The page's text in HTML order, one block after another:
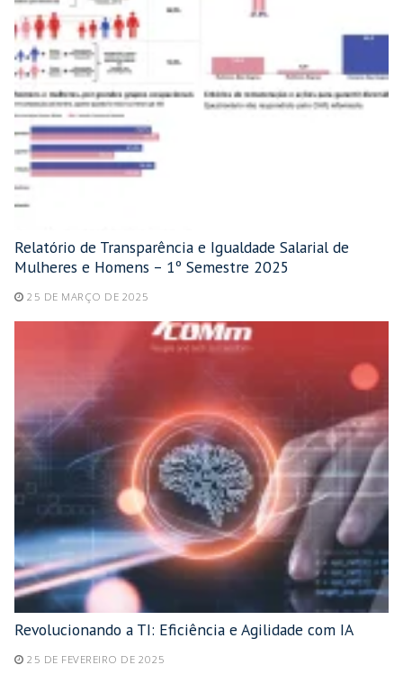
Relatório de Transparência e Igualdade Salarial de
Mulheres e Homens – 1º Semestre 2025
25 DE MARÇO DE 2025
Revolucionando a TI: Eficiência e Agilidade com IA
25 DE FEVEREIRO DE 2025